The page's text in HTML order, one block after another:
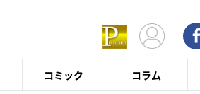
コミック コラム